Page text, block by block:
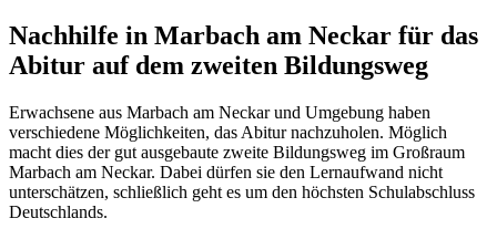
Nachhilfe in Marbach am Neckar für das
Abitur auf dem zweiten Bildungsweg
Erwachsene aus Marbach am Neckar und Umgebung haben
verschiedene Möglichkeiten, das Abitur nachzuholen. Möglich
macht dies der gut ausgebaute zweite Bildungsweg im Großraum
Marbach am Neckar. Dabei dürfen sie den Lernaufwand nicht
unterschätzen, schließlich geht es um den höchsten Schulabschluss
Deutschlands.